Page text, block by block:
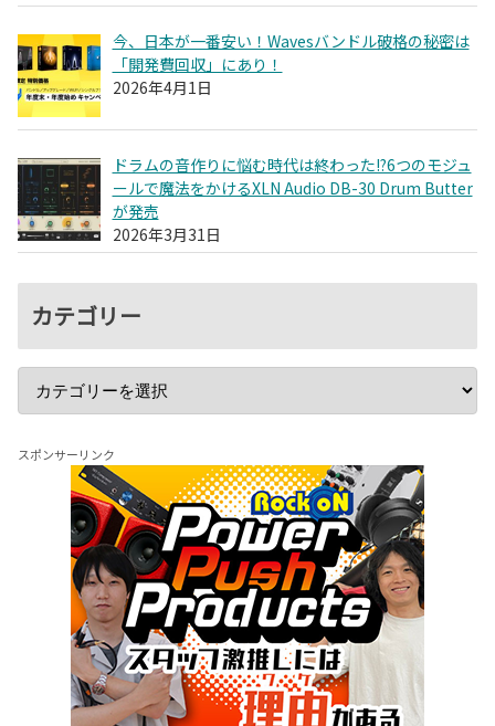
今、日本が一番安い！Wavesバンドル破格の秘密は
「開発費回収」にあり！
2026年4月1日
ドラムの音作りに悩む時代は終わった!?6つのモジュ
ールで魔法をかけるXLN Audio DB-30 Drum Butter
が発売
2026年3月31日
カテゴリー
スポンサーリンク